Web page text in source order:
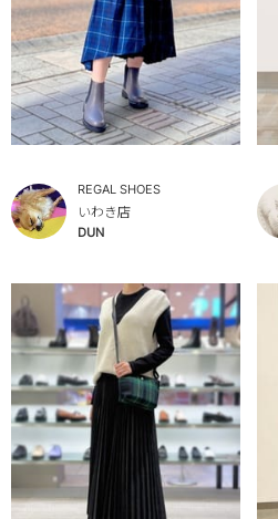
REGAL SHOES
いわき店
DUN